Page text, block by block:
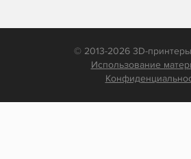
© 2013-2026 3D-
Использование